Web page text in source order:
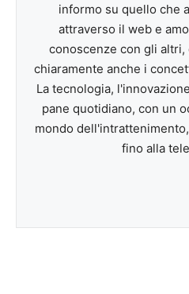
informo su quello che
attraverso il web e
conoscenze con gli
chiaramente anche i
La tecnologia,
pane quotidiano, con un
mondo
fino alla